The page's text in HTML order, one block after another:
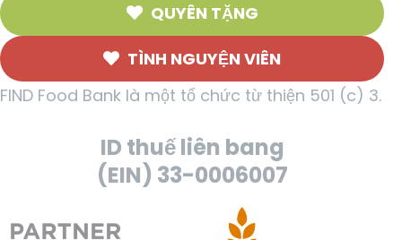
QUYÊN TẶNG
TÌNH NGUYỆN VIÊN
FIND Food Bank là một tổ chức từ thiện 501 (c) 3.
ID thuế liên bang
(EIN) 33-0006007